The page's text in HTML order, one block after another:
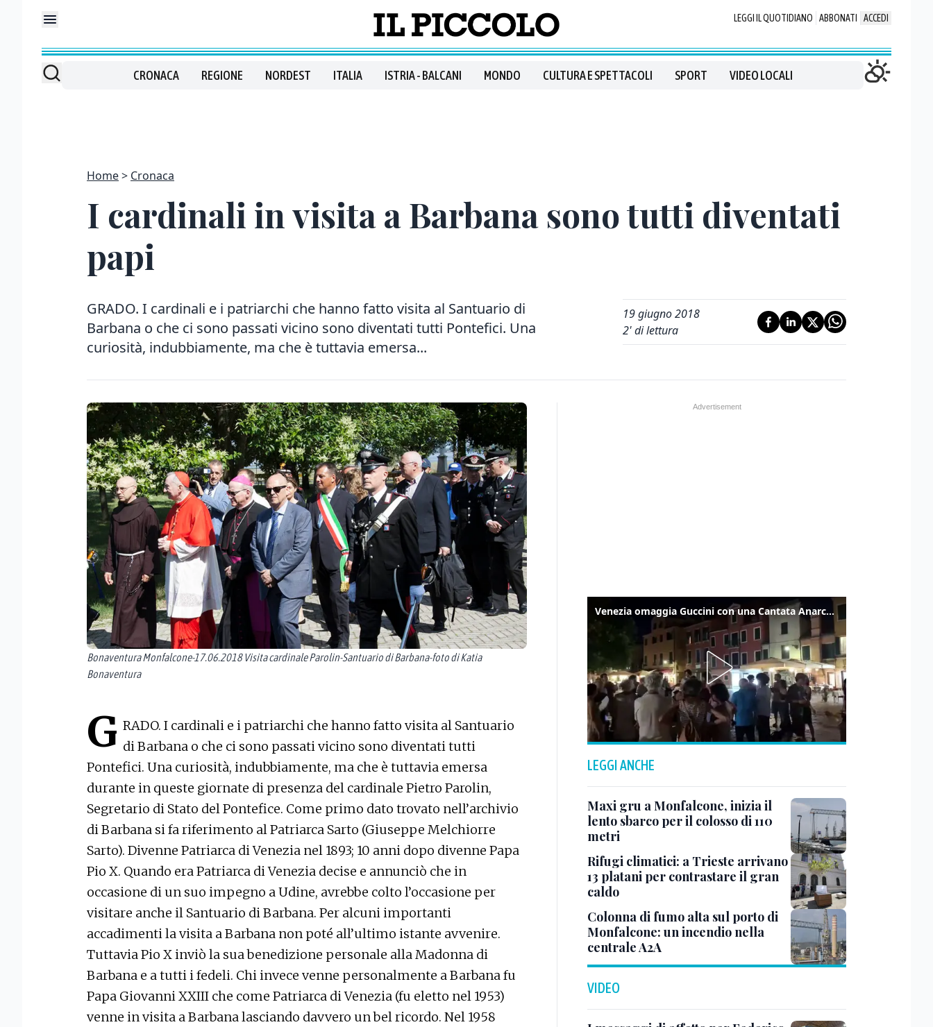
LEGGI IL QUOTIDIANO ABBONATI ACCEDI
CRONACA REGIONE NORDEST ITALIA ISTRIA - BALCANI MONDO CULTURA E SPETTACOLI SPORT VIDEO LOCALI
Home Cronaca
I cardinali in visita a Barbana sono tutti diventati
papi
GRADO. I cardinali e i patriarchi che hanno fatto visita al Santuario di
Barbana o che ci sono passati vicino sono diventati tutti Pontefici. Una
curiosità, indubbiamente, ma che è tuttavia emersa...
19 giugno 2018
2' di lettura
Bonaventura Monfalcone-17.06.2018 Visita cardinale Parolin-Santuario di Barbana-foto di Katia
Bonaventura
G RADO. I cardinali e i patriarchi che hanno fatto visita al Santuario
di Barbana o che ci sono passati vicino sono diventati tutti
Pontefici. Una curiosità, indubbiamente, ma che è tuttavia emersa
durante in queste giornate di presenza del cardinale Pietro Parolin,
Segretario di Stato del Pontefice. Come primo dato trovato nell’archivio
di Barbana si fa riferimento al Patriarca Sarto (Giuseppe Melchiorre
Sarto). Divenne Patriarca di Venezia nel 1893; 10 anni dopo divenne Papa
Pio X. Quando era Patriarca di Venezia decise e annunciò che in
occasione di un suo impegno a Udine, avrebbe colto l’occasione per
visitare anche il Santuario di Barbana. Per alcuni importanti
accadimenti la visita a Barbana non poté all’ultimo istante avvenire.
Tuttavia Pio X inviò la sua benedizione personale alla Madonna di
Barbana e a tutti i fedeli. Chi invece venne personalmente a Barbana fu
Papa Giovanni XXIII che come Patriarca di Venezia (fu eletto nel 1953)
venne in visita a Barbana lasciando davvero un bel ricordo. Nel 1958
Venezia omaggia Guccini con una Cantata Anarchica in campo Santa Margherita
LEGGI ANCHE
Maxi gru a Monfalcone, inizia il
lento sbarco per il colosso di 110
metri
Rifugi climatici: a Trieste arrivano
13 platani per contrastare il gran
caldo
Colonna di fumo alta sul porto di
Monfalcone: un incendio nella
centrale A2A
VIDEO